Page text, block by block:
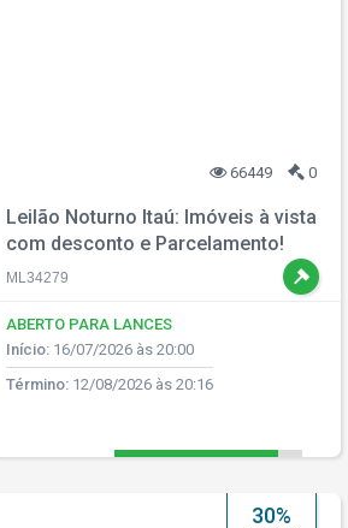
66449 0
Leilão Noturno Itaú: Imóveis à vista
com desconto e Parcelamento!
ML34279
ABERTO PARA LANCES
Início:16/07/2026 às 20:00
Término:12/08/2026 às 20:16
30%